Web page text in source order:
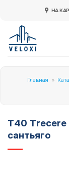
content
НА
Главная »
T40 Trecere
сантьяго